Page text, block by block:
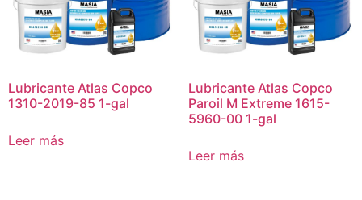
Lubricante Atlas Copco
1310-2019-85 1-gal
Leer más
Lubricante Atlas Copco
Paroil M Extreme 1615-
5960-00 1-gal
Leer más